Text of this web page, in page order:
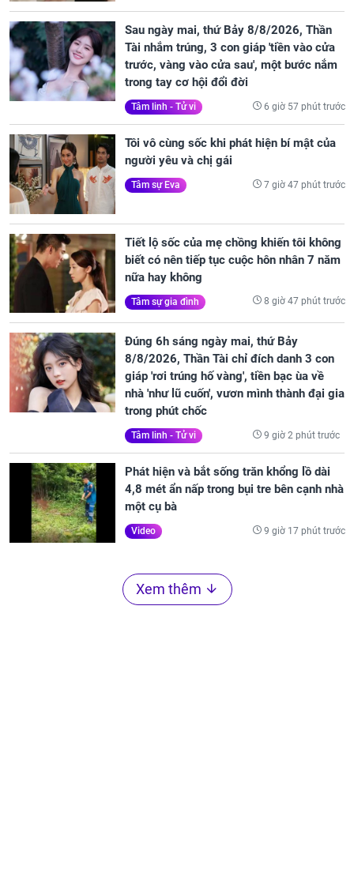
Sau ngày mai, thứ Bảy 8/8/2026, Thần
Tài nhắm trúng, 3 con giáp 'tiền vào cửa
trước, vàng vào cửa sau', một bước nắm
trong tay cơ hội đổi đời
Tâm linh - Tử vi 6 giờ 57 phút trước
Tôi vô cùng sốc khi phát hiện bí mật của
người yêu và chị gái
Tâm sự Eva 7 giờ 47 phút trước
Tiết lộ sốc của mẹ chồng khiến tôi không
biết có nên tiếp tục cuộc hôn nhân 7 năm
nữa hay không
Tâm sự gia đình 8 giờ 47 phút trước
Đúng 6h sáng ngày mai, thứ Bảy
8/8/2026, Thần Tài chỉ đích danh 3 con
giáp 'rơi trúng hố vàng', tiền bạc ùa về
nhà 'như lũ cuốn', vươn mình thành đại gia
trong phút chốc
Tâm linh - Tử vi 9 giờ 2 phút trước
Phát hiện và bắt sống trăn khổng lồ dài
4,8 mét ẩn nấp trong bụi tre bên cạnh nhà
một cụ bà
Video 9 giờ 17 phút trước
Xem thêm